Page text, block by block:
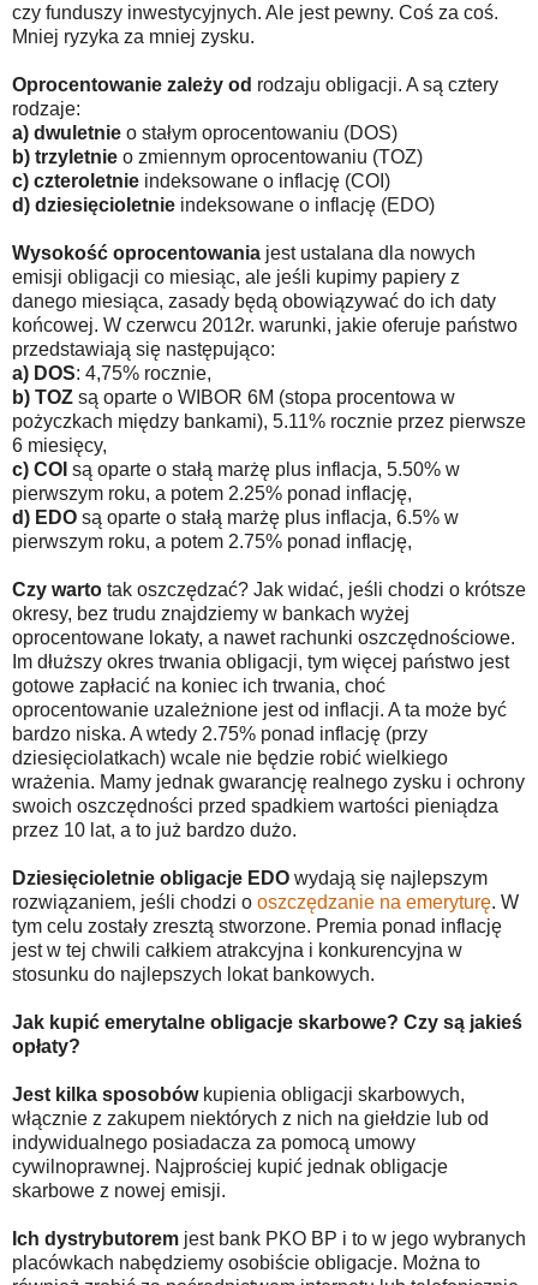
czy funduszy inwestycyjnych. Ale jest pewny. Coś za coś.
Mniej ryzyka za mniej zysku.
Oprocentowanie zależy od rodzaju obligacji. A są cztery
rodzaje:
a) dwuletnie o stałym oprocentowaniu (DOS)
b) trzyletnie o zmiennym oprocentowaniu (TOZ)
c) czteroletnie indeksowane o inflację (COI)
d) dziesięcioletnie indeksowane o inflację (EDO)
Wysokość oprocentowania jest ustalana dla nowych
emisji obligacji co miesiąc, ale jeśli kupimy papiery z
danego miesiąca, zasady będą obowiązywać do ich daty
końcowej. W czerwcu 2012r. warunki, jakie oferuje państwo
przedstawiają się następująco:
a) DOS: 4,75% rocznie,
b) TOZ są oparte o WIBOR 6M (stopa procentowa w
pożyczkach między bankami), 5.11% rocznie przez pierwsze
6 miesięcy,
c) COI są oparte o stałą marżę plus inflacja, 5.50% w
pierwszym roku, a potem 2.25% ponad inflację,
d) EDO są oparte o stałą marżę plus inflacja, 6.5% w
pierwszym roku, a potem 2.75% ponad inflację,
Czy warto tak oszczędzać? Jak widać, jeśli chodzi o krótsze
okresy, bez trudu znajdziemy w bankach wyżej
oprocentowane lokaty, a nawet rachunki oszczędnościowe.
Im dłuższy okres trwania obligacji, tym więcej państwo jest
gotowe zapłacić na koniec ich trwania, choć
oprocentowanie uzależnione jest od inflacji. A ta może być
bardzo niska. A wtedy 2.75% ponad inflację (przy
dziesięciolatkach) wcale nie będzie robić wielkiego
wrażenia. Mamy jednak gwarancję realnego zysku i ochrony
swoich oszczędności przed spadkiem wartości pieniądza
przez 10 lat, a to już bardzo dużo.
Dziesięcioletnie obligacje EDO wydają się najlepszym
rozwiązaniem, jeśli chodzi o oszczędzanie na emeryturę. W
tym celu zostały zresztą stworzone. Premia ponad inflację
jest w tej chwili całkiem atrakcyjna i konkurencyjna w
stosunku do najlepszych lokat bankowych.
Jak kupić emerytalne obligacje skarbowe? Czy są jakieś
opłaty?
Jest kilka sposobówkupienia obligacji skarbowych,
włącznie z zakupem niektórych z nich na giełdzie lub od
indywidualnego posiadacza za pomocą umowy
cywilnoprawnej. Najprościej kupić jednak obligacje
skarbowe z nowej emisji.
Ich dystrybutorem jest bank PKO BP i to w jego wybranych
placówkach nabędziemy osobiście obligacje. Można to